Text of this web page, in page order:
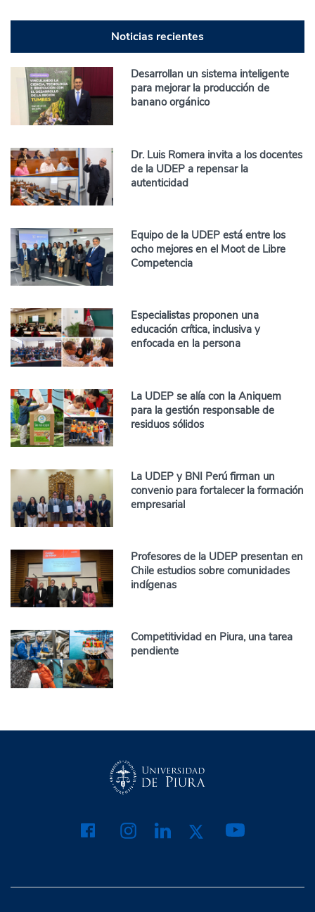
Noticias recientes
Desarrollan un sistema inteligente
para mejorar la producción de
banano orgánico
Dr. Luis Romera invita a los docentes
de la UDEP a repensar la
autenticidad
Equipo de la UDEP está entre los
ocho mejores en el Moot de Libre
Competencia
Especialistas proponen una
educación crítica, inclusiva y
enfocada en la persona
La UDEP se alía con la Aniquem
para la gestión responsable de
residuos sólidos
La UDEP y BNI Perú firman un
convenio para fortalecer la formación
empresarial
Profesores de la UDEP presentan en
Chile estudios sobre comunidades
indígenas
Competitividad en Piura, una tarea
pendiente